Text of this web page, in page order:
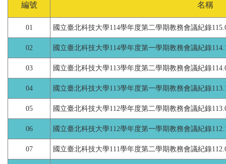
編號 名稱
01 國立臺北科技大學114學年度第二學期教務會議紀錄
02 國立臺北科技大學114學年度第一學期教務會議紀錄
03 國立臺北科技大學113學年度第二學期教務會議紀錄
04 國立臺北科技大學113學年度第一學期教務會議紀錄
05 國立臺北科技大學112學年度第二學期教務會議紀錄
06 國立臺北科技大學112學年度第一學期教務會議紀錄
07 國立臺北科技大學111學年度第二學期教務會議紀錄